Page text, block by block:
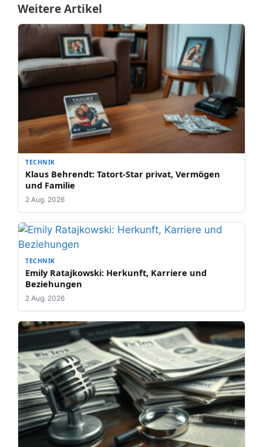
Weitere Artikel
TECHNIK
Klaus Behrendt: Tatort-Star privat, Vermögen
und Familie
2 Aug. 2026
TECHNIK
Emily Ratajkowski: Herkunft, Karriere und
Beziehungen
2 Aug. 2026